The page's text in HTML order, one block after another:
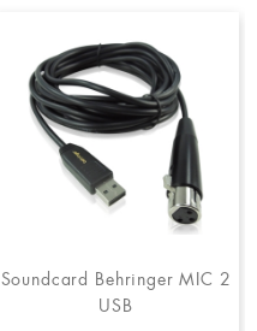
Soundcard Behringer MIC 2
USB